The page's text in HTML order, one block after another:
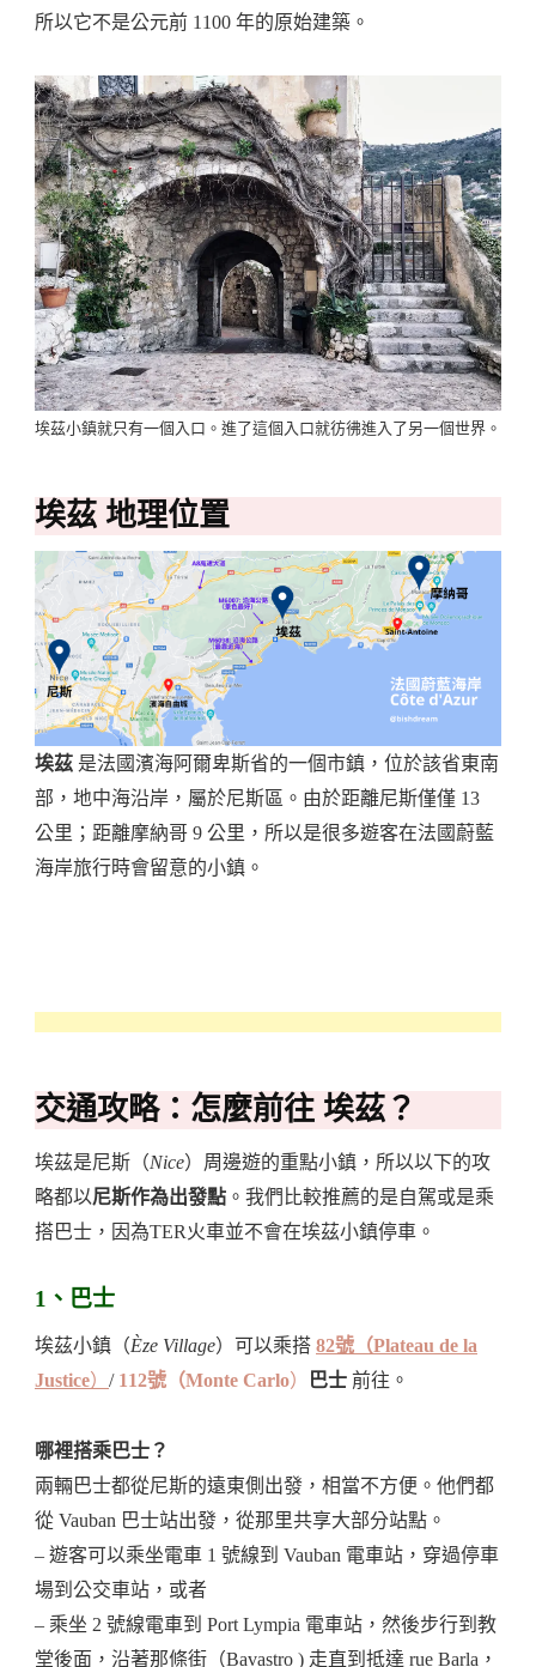
所以它不是公元前 1100 年的原始建築。
埃茲小鎮就只有一個入口。進了這個入口就彷彿進入了另一個世界。
埃茲 地理位置
埃茲 是法國濱海阿爾卑斯省的一個市鎮，位於該省東南
部，地中海沿岸，屬於尼斯區。由於距離尼斯僅僅 13
公里；距離摩納哥 9 公里，所以是很多遊客在法國蔚藍
海岸旅行時會留意的小鎮。
交通攻略：怎麼前往 埃茲？
埃茲是尼斯（Nice）周邊遊的重點小鎮，所以以下的攻
略都以尼斯作為出發點 。我們比較推薦的是自駕或是乘
搭巴士，因為TER火車並不會在埃茲小鎮停車。
1、巴士
埃茲小鎮（Èze Village）可以乘搭 82號（Plateau de la
Justice） / 112號（Monte Carlo） 巴士 前往。
哪裡搭乘巴士？
兩輛巴士都從尼斯的遠東側出發，相當不方便。他們都
從 Vauban 巴士站出發，從那里共享大部分站點。
– 遊客可以乘坐電車 1 號線到 Vauban 電車站，穿過停車
場到公交車站，或者
– 乘坐 2 號線電車到 Port Lympia 電車站，然後步行到教
堂後面，沿著那條街（Bavastro ) 走直到抵達 rue Barla，